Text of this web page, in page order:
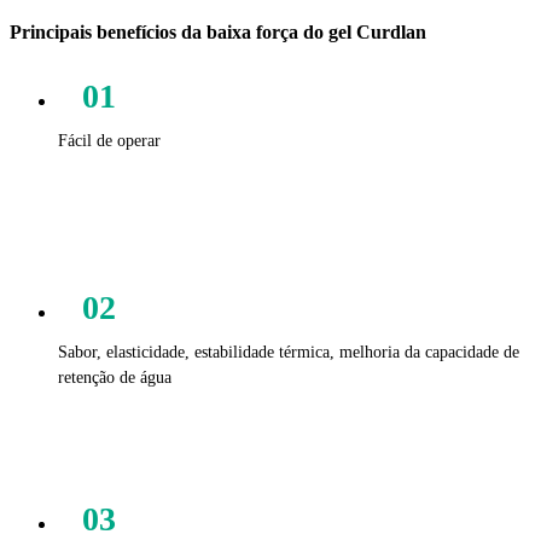
Principais benefícios da baixa força do gel Curdlan
01
Fácil de operar
02
Sabor, elasticidade, estabilidade térmica, melhoria da capacidade de
retenção de água
03